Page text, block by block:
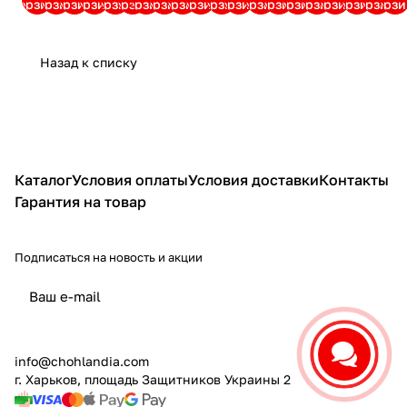
корзину
корзину
корзину
корзину
корзину
корзину
корзину
корзину
корзину
корзину
корзину
корзину
корзину
корзину
корзину
корзину
корзину
корзину
корзину
Назад к списку
КаталогУсловия оплатыУсловия доставкиКонтакты
Гарантия на товар
Подписаться на новость и акции
политикой конфиденциальности
info@chohlandia.com
г. Харьков, площадь Защитников Украины 2